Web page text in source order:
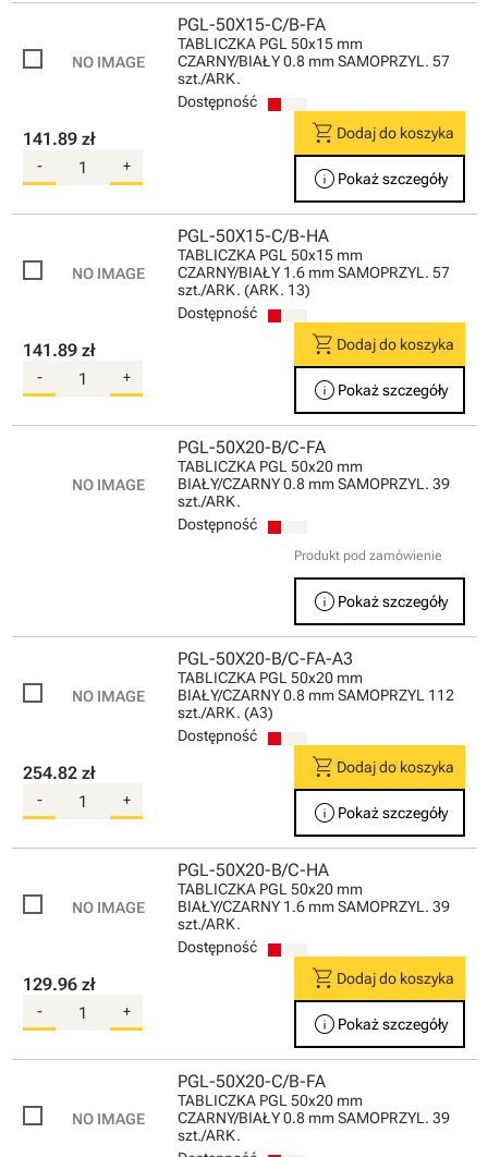
PGL-50X15-C/B-FA
TABLICZKA PGL 50x15 mm
CZARNY/BIAŁY 0.8 mm SAMOPRZYL. 57
szt./ARK.
Dostępność
141.89 zł
- +
shopping_cart Dodaj do koszyka
info Pokaż szczegóły
PGL-50X15-C/B-HA
TABLICZKA PGL 50x15 mm
CZARNY/BIAŁY 1.6 mm SAMOPRZYL. 57
szt./ARK. (ARK. 13)
Dostępność
141.89 zł
- +
shopping_cart Dodaj do koszyka
info Pokaż szczegóły
PGL-50X20-B/C-FA
TABLICZKA PGL 50x20 mm
BIAŁY/CZARNY 0.8 mm SAMOPRZYL. 39
szt./ARK.
Dostępność
Produkt pod zamówienie
info Pokaż szczegóły
PGL-50X20-B/C-FA-A3
TABLICZKA PGL 50x20 mm
BIAŁY/CZARNY 0.8 mm SAMOPRZYL 112
szt./ARK. (A3)
Dostępność
254.82 zł
- +
shopping_cart Dodaj do koszyka
info Pokaż szczegóły
PGL-50X20-B/C-HA
TABLICZKA PGL 50x20 mm
BIAŁY/CZARNY 1.6 mm SAMOPRZYL. 39
szt./ARK.
Dostępność
129.96 zł
- +
shopping_cart Dodaj do koszyka
info Pokaż szczegóły
PGL-50X20-C/B-FA
TABLICZKA PGL 50x20 mm
CZARNY/BIAŁY 0.8 mm SAMOPRZYL. 39
szt./ARK.